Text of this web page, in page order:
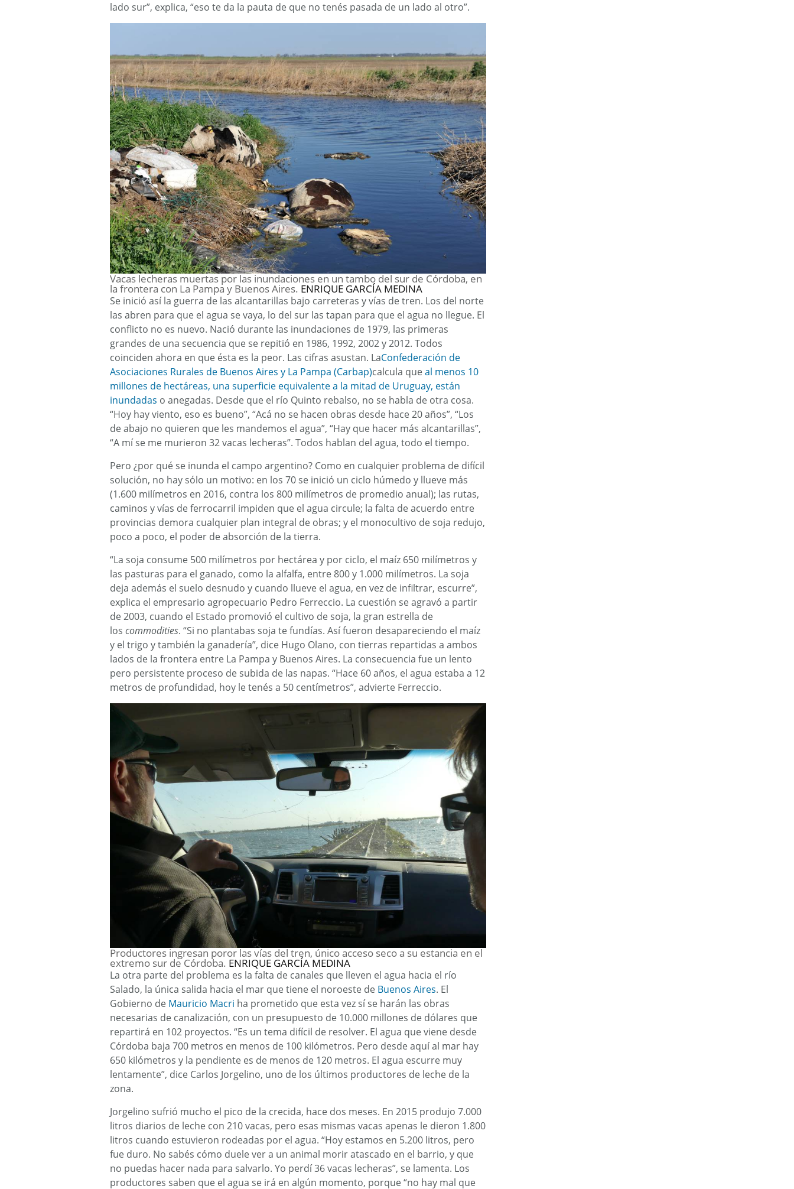
lado sur”, explica, “eso te da la pauta de que no tenés pasada de un lado al otro”.
Vacas lecheras muertas por las inundaciones en un tambo del sur de Córdoba, en
la frontera con La Pampa y Buenos Aires. ENRIQUE GARCÍA MEDINA
Se inició así la guerra de las alcantarillas bajo carreteras y vías de tren. Los del norte
las abren para que el agua se vaya, lo del sur las tapan para que el agua no llegue. El
conflicto no es nuevo. Nació durante las inundaciones de 1979, las primeras
grandes de una secuencia que se repitió en 1986, 1992, 2002 y 2012. Todos
coinciden ahora en que ésta es la peor. Las cifras asustan. LaConfederación de
Asociaciones Rurales de Buenos Aires y La Pampa (Carbap)calcula queal menos 10
millones de hectáreas, una superficie equivalente a la mitad de Uruguay, están
inundadas o anegadas. Desde que el río Quinto rebalso, no se habla de otra cosa.
“Hoy hay viento, eso es bueno”, “Acá no se hacen obras desde hace 20 años”, “Los
de abajo no quieren que les mandemos el agua”, “Hay que hacer más alcantarillas”,
“A mí se me murieron 32 vacas lecheras”. Todos hablan del agua, todo el tiempo.
Pero ¿por qué se inunda el campo argentino? Como en cualquier problema de difícil
solución, no hay sólo un motivo: en los 70 se inició un ciclo húmedo y llueve más
(1.600 milímetros en 2016, contra los 800 milímetros de promedio anual); las rutas,
caminos y vías de ferrocarril impiden que el agua circule; la falta de acuerdo entre
provincias demora cualquier plan integral de obras; y el monocultivo de soja redujo,
poco a poco, el poder de absorción de la tierra.
“La soja consume 500 milímetros por hectárea y por ciclo, el maíz 650 milímetros y
las pasturas para el ganado, como la alfalfa, entre 800 y 1.000 milímetros. La soja
deja además el suelo desnudo y cuando llueve el agua, en vez de infiltrar, escurre”,
explica el empresario agropecuario Pedro Ferreccio. La cuestión se agravó a partir
de 2003, cuando el Estado promovió el cultivo de soja, la gran estrella de
los commodities. “Si no plantabas soja te fundías. Así fueron desapareciendo el maíz
y el trigo y también la ganadería”, dice Hugo Olano, con tierras repartidas a ambos
lados de la frontera entre La Pampa y Buenos Aires. La consecuencia fue un lento
pero persistente proceso de subida de las napas. “Hace 60 años, el agua estaba a 12
metros de profundidad, hoy le tenés a 50 centímetros”, advierte Ferreccio.
Productores ingresan poror las vías del tren, único acceso seco a su estancia en el
extremo sur de Córdoba. ENRIQUE GARCÍA MEDINA
La otra parte del problema es la falta de canales que lleven el agua hacia el río
Salado, la única salida hacia el mar que tiene el noroeste de Buenos Aires. El
Gobierno de Mauricio Macri ha prometido que esta vez sí se harán las obras
necesarias de canalización, con un presupuesto de 10.000 millones de dólares que
repartirá en 102 proyectos. “Es un tema difícil de resolver. El agua que viene desde
Córdoba baja 700 metros en menos de 100 kilómetros. Pero desde aquí al mar hay
650 kilómetros y la pendiente es de menos de 120 metros. El agua escurre muy
lentamente”, dice Carlos Jorgelino, uno de los últimos productores de leche de la
zona.
Jorgelino sufrió mucho el pico de la crecida, hace dos meses. En 2015 produjo 7.000
litros diarios de leche con 210 vacas, pero esas mismas vacas apenas le dieron 1.800
litros cuando estuvieron rodeadas por el agua. “Hoy estamos en 5.200 litros, pero
fue duro. No sabés cómo duele ver a un animal morir atascado en el barrio, y que
no puedas hacer nada para salvarlo. Yo perdí 36 vacas lecheras”, se lamenta. Los
productores saben que el agua se irá en algún momento, porque “no hay mal que